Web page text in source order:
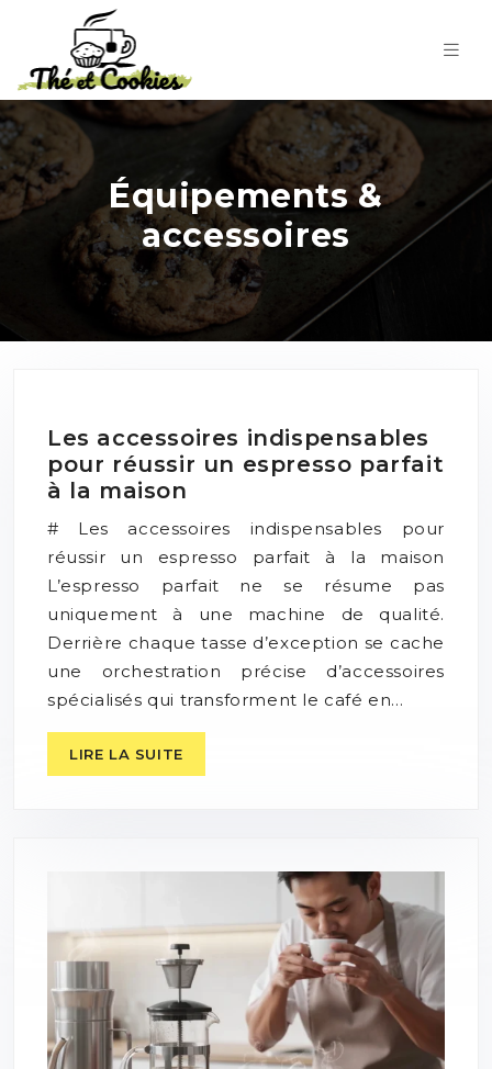
Équipements &
accessoires
Les accessoires indispensables
pour réussir un espresso parfait
à la maison
# Les accessoires indispensables pour
réussir un espresso parfait à la maison
L’espresso parfait ne se résume pas
uniquement à une machine de qualité.
Derrière chaque tasse d’exception se cache
une orchestration précise d’accessoires
spécialisés qui transforment le café en…
LIRE LA SUITE